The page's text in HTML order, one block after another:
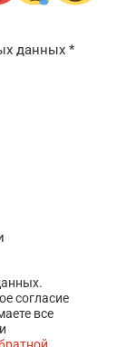
данных *
согласие
все